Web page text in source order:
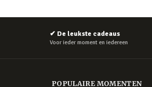
✔ De leukste cadeaus
Voor ieder moment en iedereen
POPULAIRE MOMENTEN